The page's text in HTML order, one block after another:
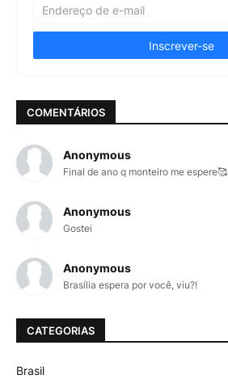
COMENTÁRIOS
Anonymous
Final de ano q monteiro me espere🥰
Anonymous
Gostei
Anonymous
Brasília espera por você, viu?!
CATEGORIAS
Brasil